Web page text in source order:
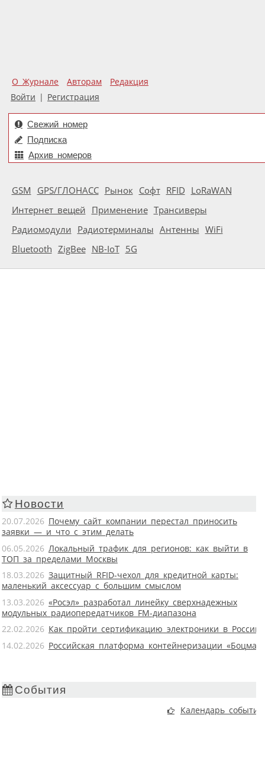
О Журнале Авторам
Редакция
Войти | Регистрация
Свежий номер
Подписка
Архив номеров
GSM GPS/ГЛОНАСС Рынок Софт RFID LoRaWAN
Интернет вещей Применение Трансиверы
Радиомодули Радиотерминалы Антенны WiFi
Bluetooth ZigBee NB-IoT 5G
Новости
20.07.2026 Почему сайт компании перестал приносить
заявки — и что с этим делать
06.05.2026 Локальный трафик для регионов: как выйти в
ТОП за пределами Москвы
18.03.2026 Защитный RFID-чехол для кредитной карты:
маленький аксессуар с большим смыслом
13.03.2026 «Росэл» разработал линейку сверхнадежных
модульных радиопередатчиков FM-диапазона
22.02.2026 Как пройти сертификацию электроники в России
14.02.2026 Российская платформа контейнеризации
События
Календарь событий